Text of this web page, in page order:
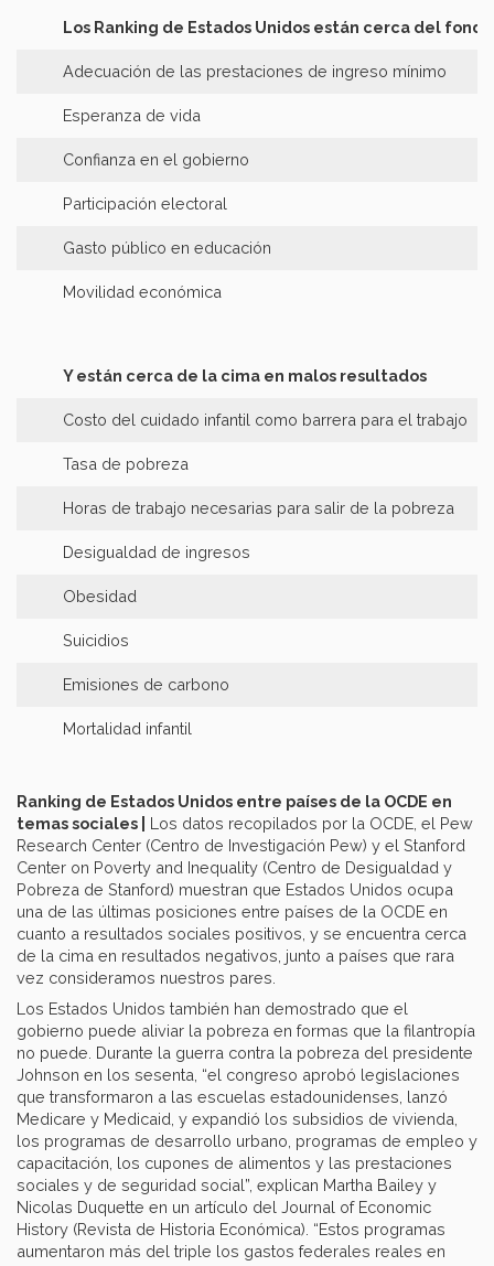
Los Ranking de Estados Unidos están cerca del
Adecuación de las prestaciones de ingreso mínimo
Esperanza de vida
Confianza en el gobierno
Participación electoral
Gasto público en educación
Movilidad económica
Y están cerca de la cima en malos resultados
Costo del cuidado infantil como barrera para el trabajo
Tasa de pobreza
Horas de trabajo necesarias para salir de la pobreza
Desigualdad de ingresos
Obesidad
Suicidios
Emisiones de carbono
Mortalidad infantil
Ranking de Estados Unidos entre países de la OCDE en
temas sociales |
Los datos recopilados por la OCDE, el Pew
Research Center (Centro de Investigación Pew) y el Stanford
Center on Poverty and Inequality (Centro de Desigualdad y
Pobreza de Stanford) muestran que Estados Unidos ocupa
una de las últimas posiciones entre países de la OCDE en
cuanto a resultados sociales positivos, y se encuentra cerca
de la cima en resultados negativos, junto a países que rara
vez consideramos nuestros pares.
Los Estados Unidos también han demostrado que el
gobierno puede aliviar la pobreza en formas que la filantropía
no puede. Durante la guerra contra la pobreza del presidente
Johnson en los sesenta, “el congreso aprobó legislaciones
que transformaron a las escuelas estadounidenses, lanzó
Medicare y Medicaid, y expandió los subsidios de vivienda,
los programas de desarrollo urbano, programas de empleo y
capacitación, los cupones de alimentos y las prestaciones
sociales y de seguridad social”, explican Martha Bailey y
Nicolas Duquette en un artículo del Journal of Economic
History (Revista de Historia Económica). “Estos programas
aumentaron más del triple los gastos federales reales en